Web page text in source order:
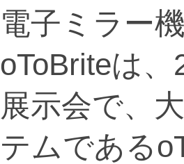
電子ミラー
oToBriteは
展示会で、
テムである